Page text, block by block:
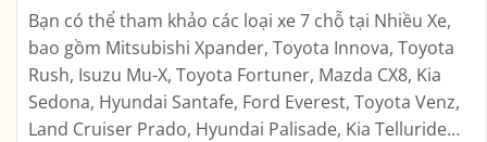
Bạn có thể tham khảo các loại xe 7 chỗ tại Nhiều Xe,
bao gồm Mitsubishi Xpander, Toyota Innova, Toyota
Rush, Isuzu Mu-X, Toyota Fortuner, Mazda CX8, Kia
Sedona, Hyundai Santafe, Ford Everest, Toyota Venz,
Land Cruiser Prado, Hyundai Palisade, Kia Telluride…